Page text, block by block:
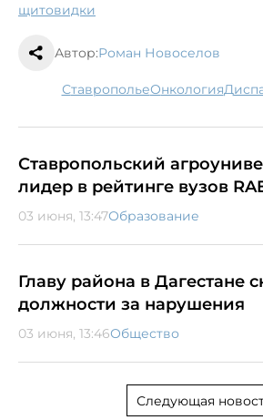
щитовидки
Автор:Роман Новоселов
Ставрополье онкология
Ставропольский
лидер в рейтинге вузов
03 июня, 13:47Образование
Главу района в Дагестане
должности за нарушения
03 июня, 13:46Общество
Следующая